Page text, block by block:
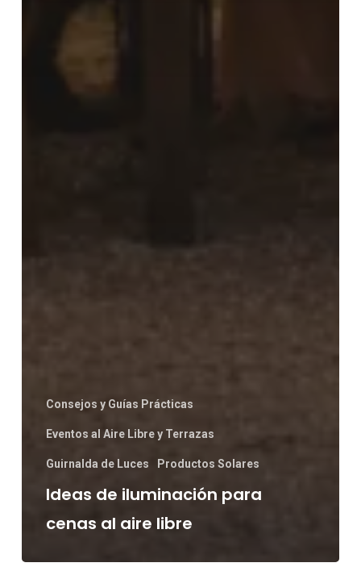
Consejos y Guías Prácticas
Eventos al Aire Libre y Terrazas
Guirnalda de Luces Productos Solares
Ideas de iluminación para
cenas al aire libre